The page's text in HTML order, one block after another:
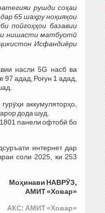
рушди соҳаи
65 шаҳру ноҳияҳои
пойгоҳҳои базавии
нишасти матбуотӣ
Исфандиёри
насли 5G насб ва
адад, Роғун 1 адад,
аккумуляторҳо,
дода шуд.
панели офтобӣ бо
интернет дар
соли 2025, ки 253
Моҳинави НАВРӮЗ,
АМИТ «Ховар»
АКС: АМИТ «Ховар»